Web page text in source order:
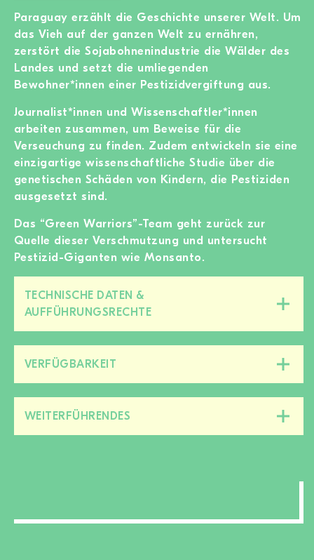
Paraguay erzählt die Geschichte unserer Welt. Um
das Vieh auf der ganzen Welt zu ernähren,
zerstört die Sojabohnenindustrie die Wälder des
Landes und setzt die umliegenden
Bewohner*innen einer Pestizidvergiftung aus.
Journalist*innen und Wissenschaftler*innen
arbeiten zusammen, um Beweise für die
Verseuchung zu finden. Zudem entwickeln sie eine
einzigartige wissenschaftliche Studie über die
genetischen Schäden von Kindern, die Pestiziden
ausgesetzt sind.
Das “Green Warriors”-Team geht zurück zur
Quelle dieser Verschmutzung und untersucht
Pestizid-Giganten wie Monsanto.
TECHNISCHE DATEN &
AUFFÜHRUNGSRECHTE
VERFÜGBARKEIT
Bereich
zu-/aufklappen
WEITERFÜHRENDES
Bereich